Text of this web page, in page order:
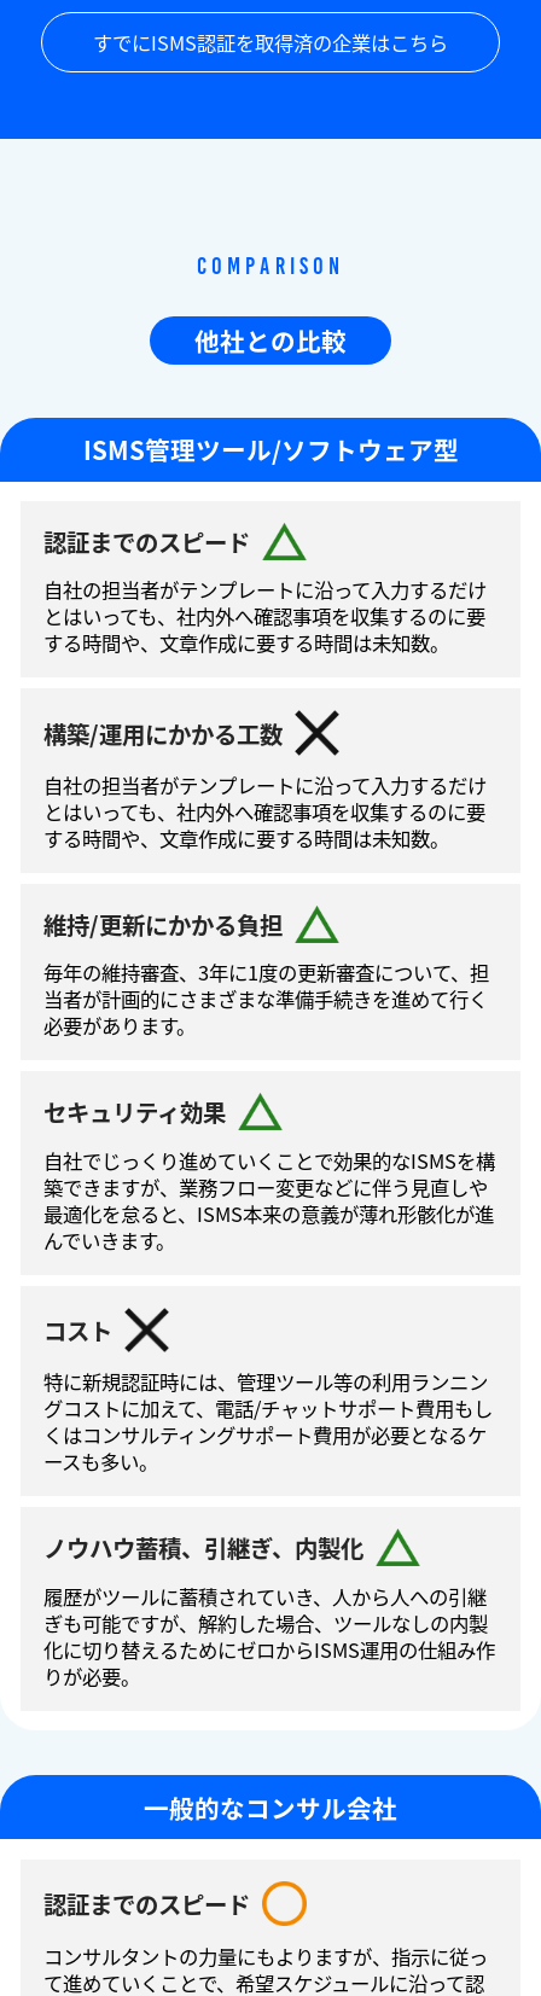
すでにISMS認証を取得済の企業はこちら
Comparison
他社との比較
ISMS管理ツール/ソフトウェア型
認証までのスピード
自社の担当者がテンプレートに沿って⼊⼒するだけ
とはいっても、社内外へ確認事項を収集するのに要
する時間や、文章作成に要する時間は未知数。
構築/運用にかかる工数
自社の担当者がテンプレートに沿って⼊⼒するだけ
とはいっても、社内外へ確認事項を収集するのに要
する時間や、文章作成に要する時間は未知数。
維持/更新にかかる負担
毎年の維持審査、3年に1度の更新審査について、担
当者が計画的にさまざまな準備手続きを進めて⾏く
必要があります。
セキュリティ効果
自社でじっくり進めていくことで効果的なISMSを構
築できますが、業務フロー変更などに伴う⾒直しや
最適化を怠ると、ISMS本来の意義が薄れ形骸化が進
んでいきます。
コスト
特に新規認証時には、管理ツール等の利⽤ランニン
グコストに加えて、電話/チャットサポート費⽤もし
くはコンサルティングサポート費⽤が必要となるケ
ースも多い。
ノウハウ蓄積、引継ぎ、内製化
履歴がツールに蓄積されていき、人から人への引継
ぎも可能ですが、解約した場合、ツールなしの内製
化に切り替えるためにゼロからISMS運⽤の仕組み作
りが必要。
一般的なコンサル会社
認証までのスピード
コンサルタントの⼒量にもよりますが、指⽰に従っ
て進めていくことで、希望スケジュールに沿って認